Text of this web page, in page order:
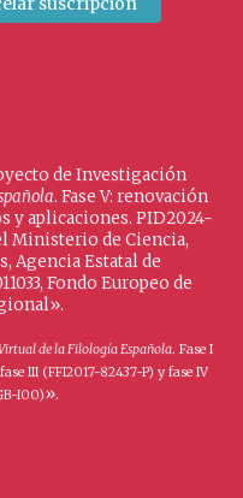
de Investigación
. Fase V: renovación
y aplicaciones. PID2024-
Ministerio de Ciencia,
Agencia Estatal de
Fondo Europeo de
de la Filología Española. Fase I
III (FFI2017-82437-P) y fase IV
I00)».